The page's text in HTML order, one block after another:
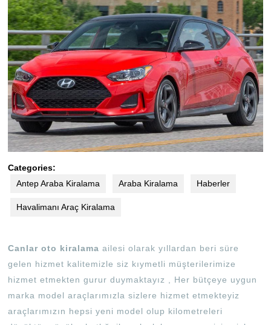
Categories:
Antep Araba Kiralama
Araba Kiralama Haberler
Havalimanı Araç Kiralama
Canlar oto kiralama ailesi olarak yıllardan beri süre
gelen hizmet kalitemizle siz kıymetli müşterilerimize
hizmet etmekten gurur duymaktayız , Her bütçeye uygun
marka model araçlarımızla sizlere hizmet etmekteyiz
araçlarımızın hepsi yeni model olup kilometreleri